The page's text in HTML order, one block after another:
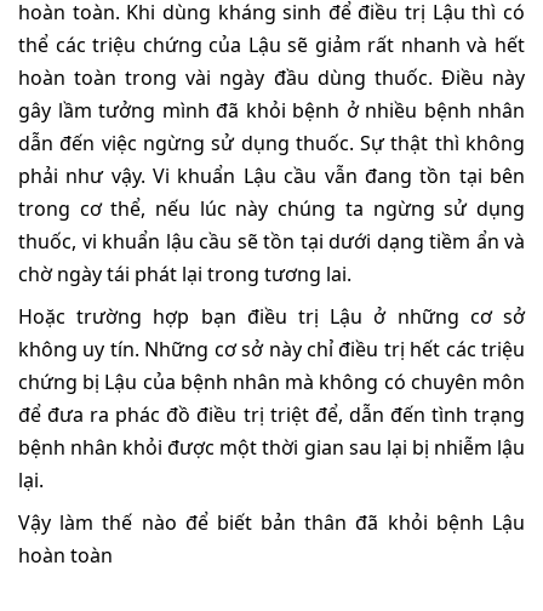
hoàn toàn. Khi dùng kháng sinh để điều trị Lậu thì có
thể các triệu chứng của Lậu sẽ giảm rất nhanh và hết
hoàn toàn trong vài ngày đầu dùng thuốc. Điều này
gây lầm tưởng mình đã khỏi bệnh ở nhiều bệnh nhân
dẫn đến việc ngừng sử dụng thuốc. Sự thật thì không
phải như vậy. Vi khuẩn Lậu cầu vẫn đang tồn tại bên
trong cơ thể, nếu lúc này chúng ta ngừng sử dụng
thuốc, vi khuẩn lậu cầu sẽ tồn tại dưới dạng tiềm ẩn và
chờ ngày tái phát lại trong tương lai.
Hoặc trường hợp bạn điều trị Lậu ở những cơ sở
không uy tín. Những cơ sở này chỉ điều trị hết các triệu
chứng bị Lậu của bệnh nhân mà không có chuyên môn
để đưa ra phác đồ điều trị triệt để, dẫn đến tình trạng
bệnh nhân khỏi được một thời gian sau lại bị nhiễm lậu
lại.
Vậy làm thế nào để biết bản thân đã khỏi bệnh Lậu
hoàn toàn